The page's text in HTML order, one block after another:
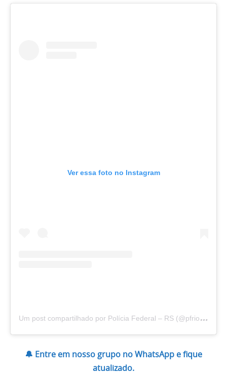
Ver essa foto no Instagram
U
m post compartilhado por Polícia Federal – RS (@pfriograndedosul)
🔔 Entre em nosso grupo no WhatsApp e fique
atualizado.